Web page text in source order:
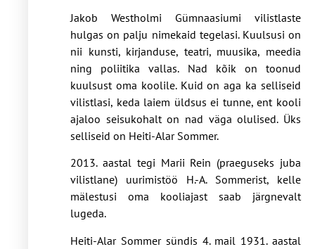
Jakob Westholmi Gümnaasiumi vilistlaste
hulgas on palju nimekaid tegelasi. Kuulsusi on
nii kunsti, kirjanduse, teatri, muusika, meedia
ning poliitika vallas. Nad kõik on toonud
kuulsust oma koolile. Kuid on aga ka selliseid
vilistlasi, keda laiem üldsus ei tunne, ent kooli
ajaloo seisukohalt on nad väga olulised. Üks
selliseid on Heiti-Alar Sommer.
2013. aastal tegi Marii Rein (praeguseks juba
vilistlane) uurimistöö H.-A. Sommerist, kelle
mälestusi oma kooliajast saab järgnevalt
lugeda.
Heiti-Alar Sommer sündis 4. mail 1931. aastal